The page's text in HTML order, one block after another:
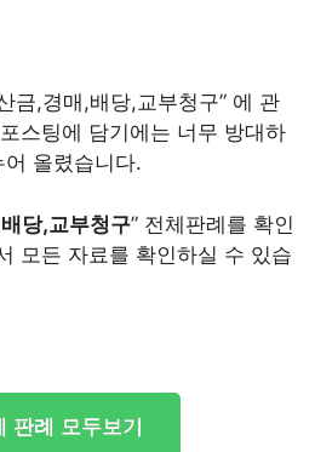
금,경매,배당,교부청구” 에 관
스팅에 담기에는 너무 방대하
올렸습니다.
당,교부청구” 전체판례를 확인
모든 자료를 확인하실 수 있습
판례 모두보기